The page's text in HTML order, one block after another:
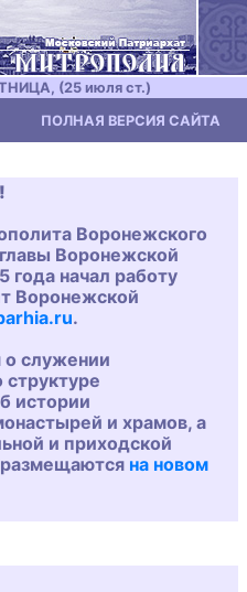
(25 июля ст.)
ПОЛНАЯ ВЕРСИЯ САЙТА
Воронежского
Воронежской
года начал работу
Воронежской
.
о служении
истории
и храмов, а
и приходской
на новом